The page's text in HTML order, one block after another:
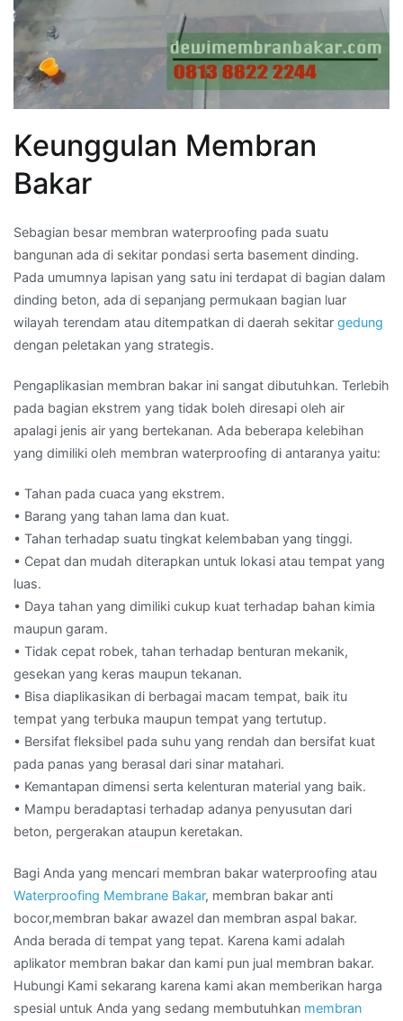
Keunggulan Membran
Bakar
Sebagian besar membran waterproofing pada suatu
bangunan ada di sekitar pondasi serta basement dinding.
Pada umumnya lapisan yang satu ini terdapat di bagian dalam
dinding beton, ada di sepanjang permukaan bagian luar
wilayah terendam atau ditempatkan di daerah sekitar gedung
dengan peletakan yang strategis.
Pengaplikasian membran bakar ini sangat dibutuhkan. Terlebih
pada bagian ekstrem yang tidak boleh diresapi oleh air
apalagi jenis air yang bertekanan. Ada beberapa kelebihan
yang dimiliki oleh membran waterproofing di antaranya yaitu:
• Tahan pada cuaca yang ekstrem.
• Barang yang tahan lama dan kuat.
• Tahan terhadap suatu tingkat kelembaban yang tinggi.
• Cepat dan mudah diterapkan untuk lokasi atau tempat yang
luas.
• Daya tahan yang dimiliki cukup kuat terhadap bahan kimia
maupun garam.
• Tidak cepat robek, tahan terhadap benturan mekanik,
gesekan yang keras maupun tekanan.
• Bisa diaplikasikan di berbagai macam tempat, baik itu
tempat yang terbuka maupun tempat yang tertutup.
• Bersifat fleksibel pada suhu yang rendah dan bersifat kuat
pada panas yang berasal dari sinar matahari.
• Kemantapan dimensi serta kelenturan material yang baik.
• Mampu beradaptasi terhadap adanya penyusutan dari
beton, pergerakan ataupun keretakan.
Bagi Anda yang mencari membran bakar waterproofing atau
Waterproofing Membrane Bakar, membran bakar anti
bocor,membran bakar awazel dan membran aspal bakar.
Anda berada di tempat yang tepat. Karena kami adalah
aplikator membran bakar dan kami pun jual membran bakar.
Hubungi Kami sekarang karena kami akan memberikan harga
spesial untuk Anda yang sedang membutuhkan membran